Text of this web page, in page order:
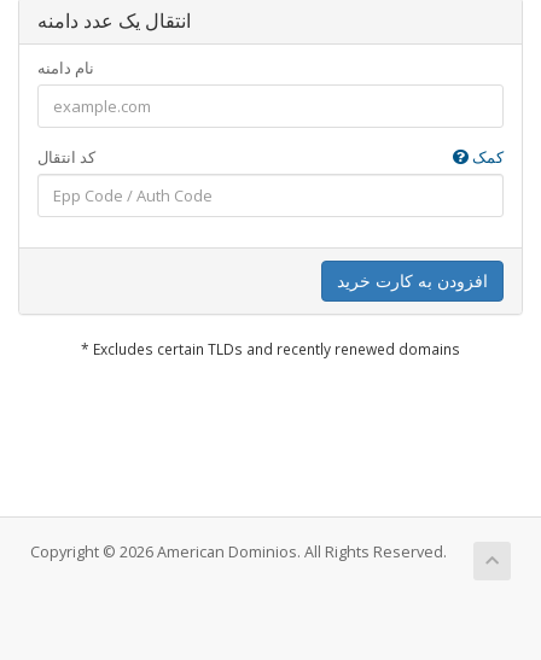
انتقال یک عدد دامنه
نام دامنه
کد انتقال کمک
افزودن به کارت خرید
* Excludes certain TLDs and recently renewed domains
Copyright © 2026 American Dominios. All Rights Reserved.